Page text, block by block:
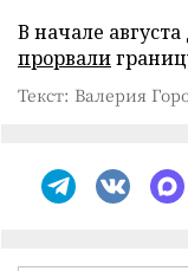
В начале
прорвали
Текст: Валерия